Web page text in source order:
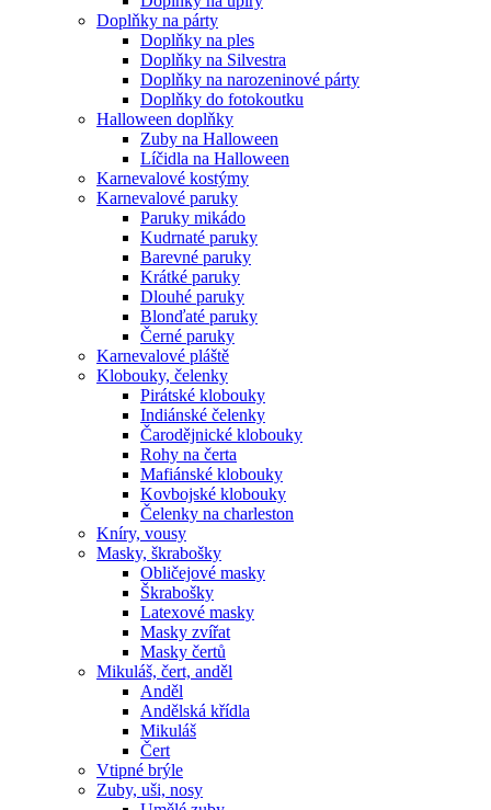
Doplňky na párty
Doplňky na ples
Doplňky na Silvestra
Doplňky na narozeninové párty
Doplňky do fotokoutku
Halloween doplňky
Zuby na Halloween
Líčidla na Halloween
Karnevalové kostýmy
Karnevalové paruky
Paruky mikádo
Kudrnaté paruky
Barevné paruky
Krátké paruky
Dlouhé paruky
Blonďaté paruky
Černé paruky
Karnevalové pláště
Klobouky, čelenky
Pirátské klobouky
Indiánské čelenky
Čarodějnické klobouky
Rohy na čerta
Mafiánské klobouky
Kovbojské klobouky
Čelenky na charleston
Kníry, vousy
Masky, škrabošky
Obličejové masky
Škrabošky
Latexové masky
Masky zvířat
Masky čertů
Mikuláš, čert, anděl
Anděl
Andělská křídla
Mikuláš
Čert
Vtipné brýle
Zuby, uši, nosy